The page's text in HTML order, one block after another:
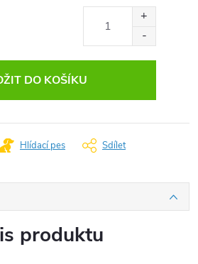
DO KOŠÍKU
Hlídací pes Sdílet
produktu